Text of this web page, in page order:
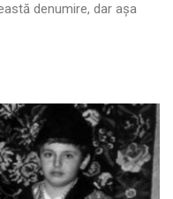
denumire, dar aşa